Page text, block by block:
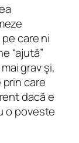
care ni
“ajută”
grav şi,
care
dacă e
o poveste